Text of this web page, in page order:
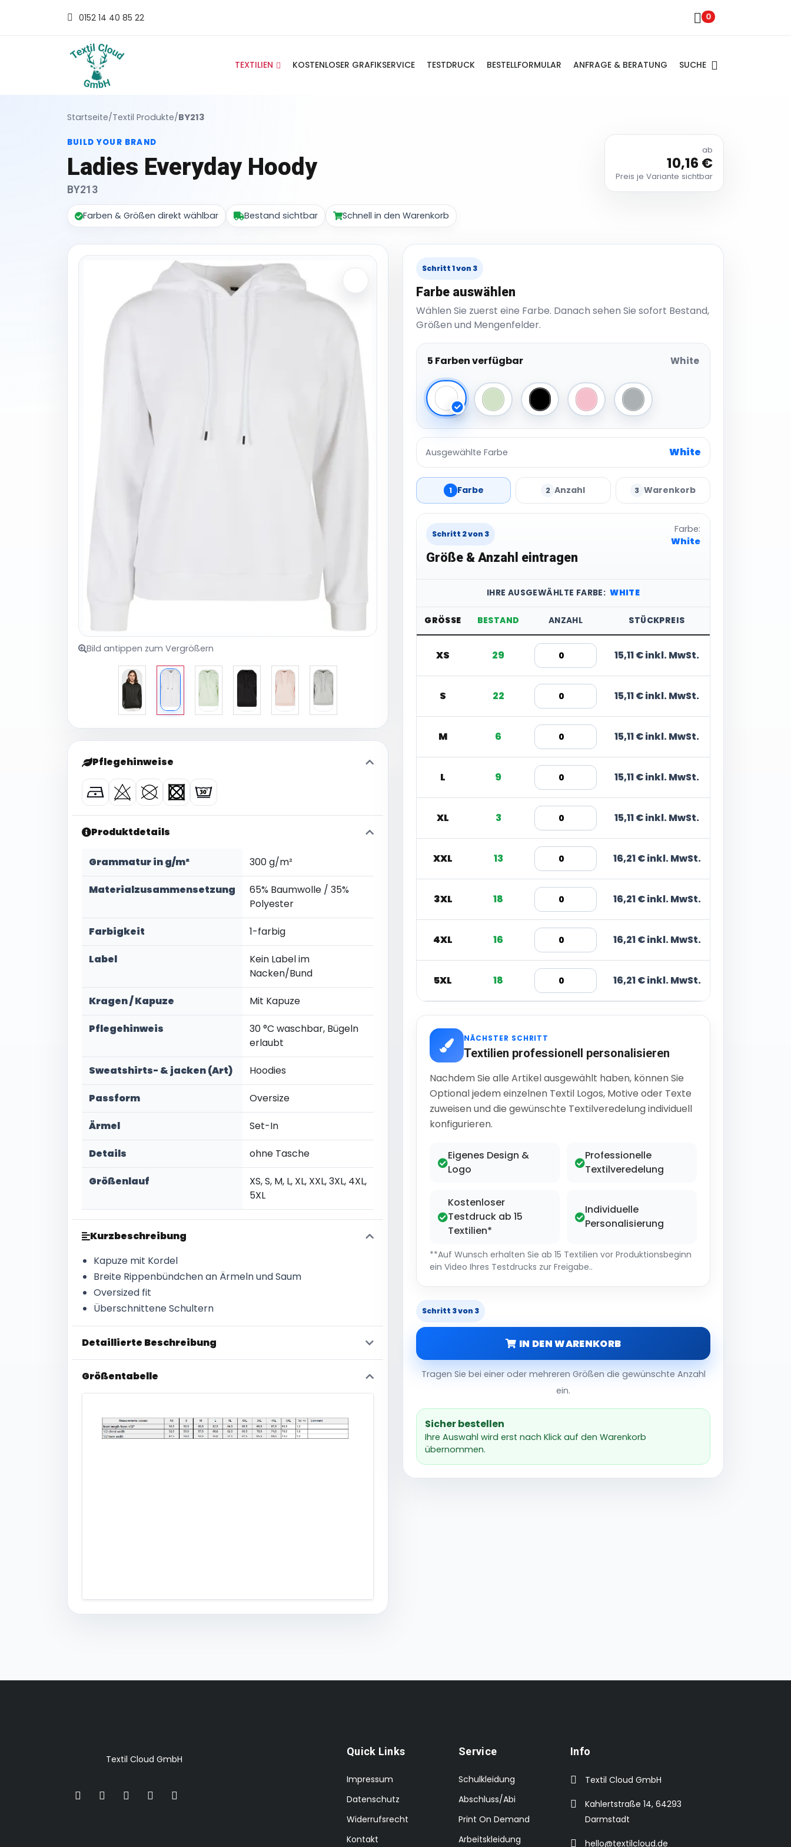
0152 14 40 85 22 0
TEXTILIEN KOSTENLOSER GRAFIKSERVICE TESTDRUCK BESTELLFORMULAR ANFRAGE & BERATUNG SUCHE
Startseite/Textil Produkte/BY213
BUILD YOUR BRAND
Ladies Everyday Hoody
BY213
Farben & Größen direkt wählbar Bestand sichtbar Schnell in den Warenkorb
ab
10,16 €
Preis je Variante sichtbar
Bild antippen zum Vergrößern
Pflegehinweise
Produktdetails
Grammatur in g/m² 300 g/m²
Materialzusammensetzung
65% Baumwolle / 35%
Polyester
Farbigkeit 1-farbig
Label
Kein Label im
Nacken/Bund
Kragen / Kapuze Mit Kapuze
Pflegehinweis
30 °C waschbar, Bügeln
erlaubt
Sweatshirts- & jacken (Art) Hoodies
Passform Oversize
Ärmel Set-In
Details ohne Tasche
Größenlauf
XS, S, M, L, XL, XXL, 3XL, 4XL,
5XL
Kurzbeschreibung
Kapuze mit Kordel
Breite Rippenbündchen an Ärmeln und Saum
Oversized fit
Überschnittene Schultern
Detaillierte Beschreibung
Größentabelle
Schritt 1 von 3
Farbe auswählen
Wählen Sie zuerst eine Farbe. Danach sehen Sie sofort Bestand,
Größen und Mengenfelder.
5 Farben verfügbar White
White Light Mint Black Pink Light Asphalt
Ausgewählte Farbe White
1 Farbe 2 Anzahl 3 Warenkorb
Schritt 2 von 3
Größe & Anzahl eintragen
Farbe:
White
IHRE AUSGEWÄHLTE FARBE: WHITE
GRÖSSE BESTAND ANZAHL STÜCKPREIS
XS 29 15,11 € inkl. MwSt.
S 22 15,11 € inkl. MwSt.
M 6 15,11 € inkl. MwSt.
L 9 15,11 € inkl. MwSt.
XL 3 15,11 € inkl. MwSt.
XXL 13 16,21 € inkl. MwSt.
3XL 18 16,21 € inkl. MwSt.
4XL 16 16,21 € inkl. MwSt.
5XL 18 16,21 € inkl. MwSt.
NÄCHSTER SCHRITT
Textilien professionell personalisieren
Nachdem Sie alle Artikel ausgewählt haben, können Sie
Optional jedem einzelnen Textil Logos, Motive oder Texte
zuweisen und die gewünschte Textilveredelung individuell
konfigurieren.
Eigenes Design &
Logo
Professionelle
Textilveredelung
Kostenloser
Testdruck ab 15
Textilien*
Individuelle
Personalisierung
**Auf Wunsch erhalten Sie ab 15 Textilien vor Produktionsbeginn
ein Video Ihres Testdrucks zur Freigabe..
Schritt 3 von 3
IN DEN WARENKORB
Tragen Sie bei einer oder mehreren Größen die gewünschte Anzahl
ein.
Sicher bestellen
Ihre Auswahl wird erst nach Klick auf den Warenkorb
übernommen.
Textil Cloud GmbH
Quick Links
Impressum
Datenschutz
Widerrufsrecht
Kontakt
Service
Schulkleidung
Abschluss/Abi
Print On Demand
Arbeitskleidung
Info
Textil Cloud GmbH
Kahlertstraße 14, 64293
Darmstadt
hello@textilcloud.de